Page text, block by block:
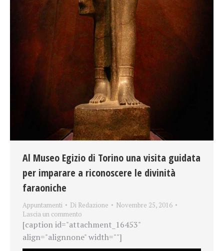
Al Museo Egizio di Torino una visita guidata
per imparare a riconoscere le divinità
faraoniche
Appuntamenti Di Redazione
Novembre 25, 2016
Lascia un commento
[caption id="attachment_16453"
align="alignnone" width=""]